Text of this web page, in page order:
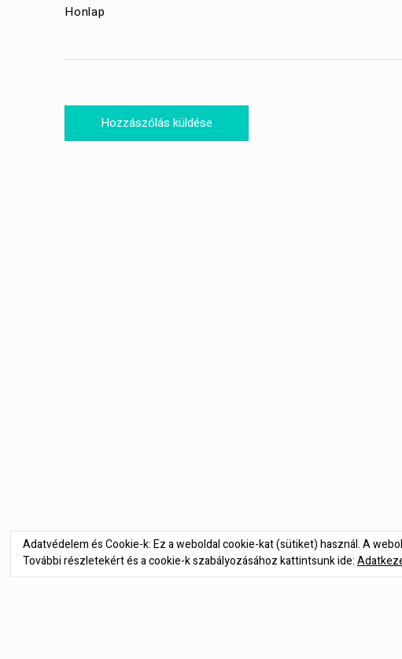
Honlap
Adatvédelem és Cookie-k: Ez a weboldal cookie-kat (sütiket) használ. A
További részletekért és a cookie-k szabályozásához kattintsunk ide: